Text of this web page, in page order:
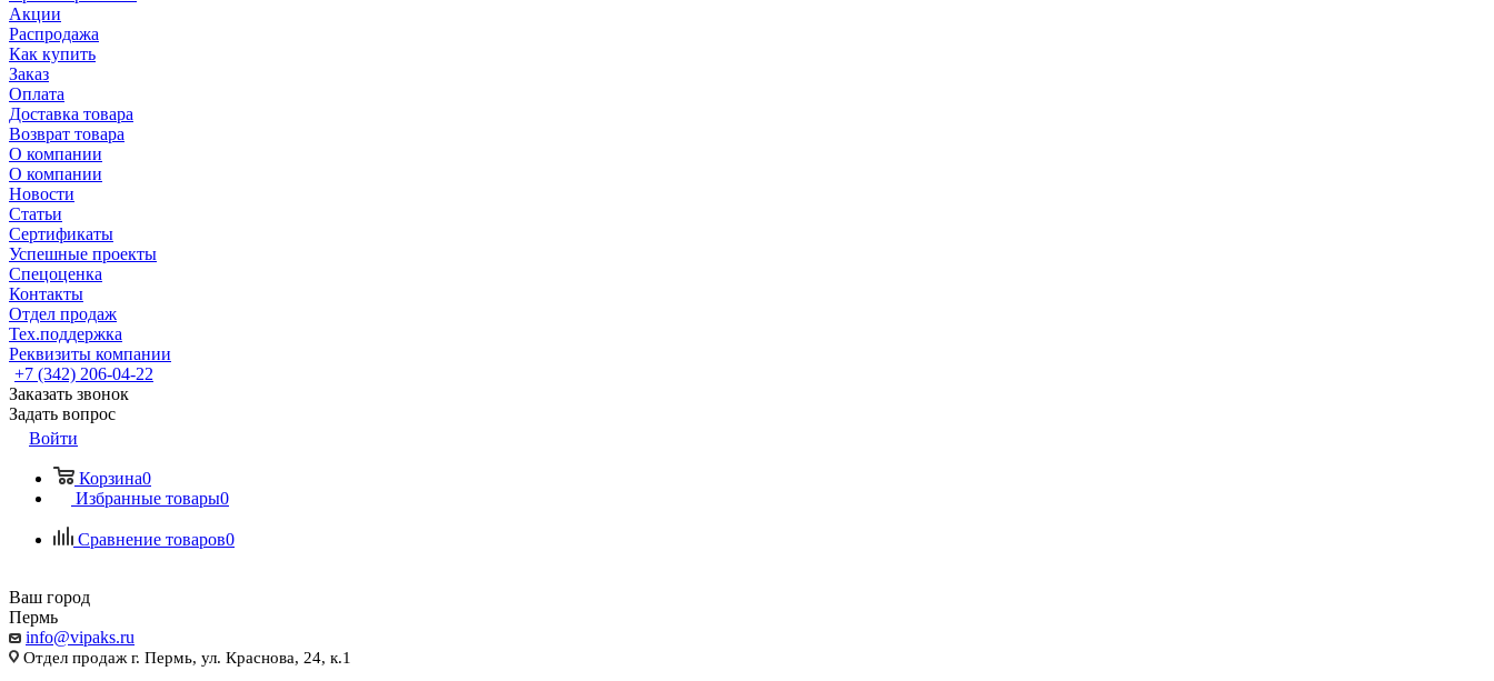
Акции
Распродажа
Как купить
Заказ
Оплата
Доставка товара
Возврат товара
О компании
О компании
Новости
Статьи
Сертификаты
Успешные проекты
Спецоценка
Контакты
Отдел продаж
Тех.поддержка
Реквизиты компании
+7 (342) 206-04-22
Заказать звонок
Задать вопрос
Войти
Корзина0
Избранные товары0
Сравнение товаров0
Ваш город
Пермь
info@vipaks.ru
Отдел продаж г. Пермь, ул. Краснова, 24, к.1